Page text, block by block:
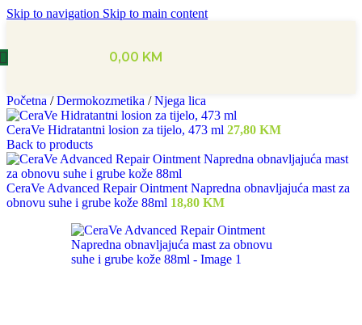
Skip to navigation Skip to main content
0,00 KM
Početna / Dermokozmetika / Njega lica
CeraVe Hidratantni losion za tijelo, 473 ml 27,80 KM
Back to products
CeraVe Advanced Repair Ointment Napredna obnavljajuća mast za
obnovu suhe i grube kože 88ml 18,80 KM